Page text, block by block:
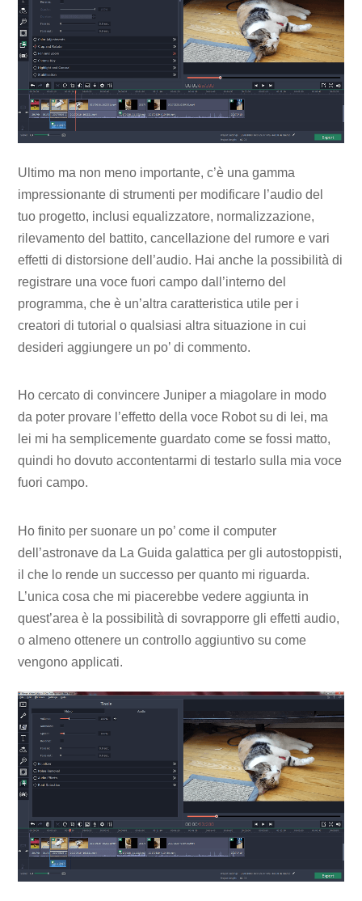
Ultimo ma non meno importante, c’è una gamma
impressionante di strumenti per modificare l’audio del
tuo progetto, inclusi equalizzatore, normalizzazione,
rilevamento del battito, cancellazione del rumore e vari
effetti di distorsione dell’audio. Hai anche la possibilità di
registrare una voce fuori campo dall’interno del
programma, che è un’altra caratteristica utile per i
creatori di tutorial o qualsiasi altra situazione in cui
desideri aggiungere un po’ di commento.
Ho cercato di convincere Juniper a miagolare in modo
da poter provare l’effetto della voce Robot su di lei, ma
lei mi ha semplicemente guardato come se fossi matto,
quindi ho dovuto accontentarmi di testarlo sulla mia voce
fuori campo.
Ho finito per suonare un po’ come il computer
dell’astronave da La Guida galattica per gli autostoppisti,
il che lo rende un successo per quanto mi riguarda.
L’unica cosa che mi piacerebbe vedere aggiunta in
quest’area è la possibilità di sovrapporre gli effetti audio,
o almeno ottenere un controllo aggiuntivo su come
vengono applicati.